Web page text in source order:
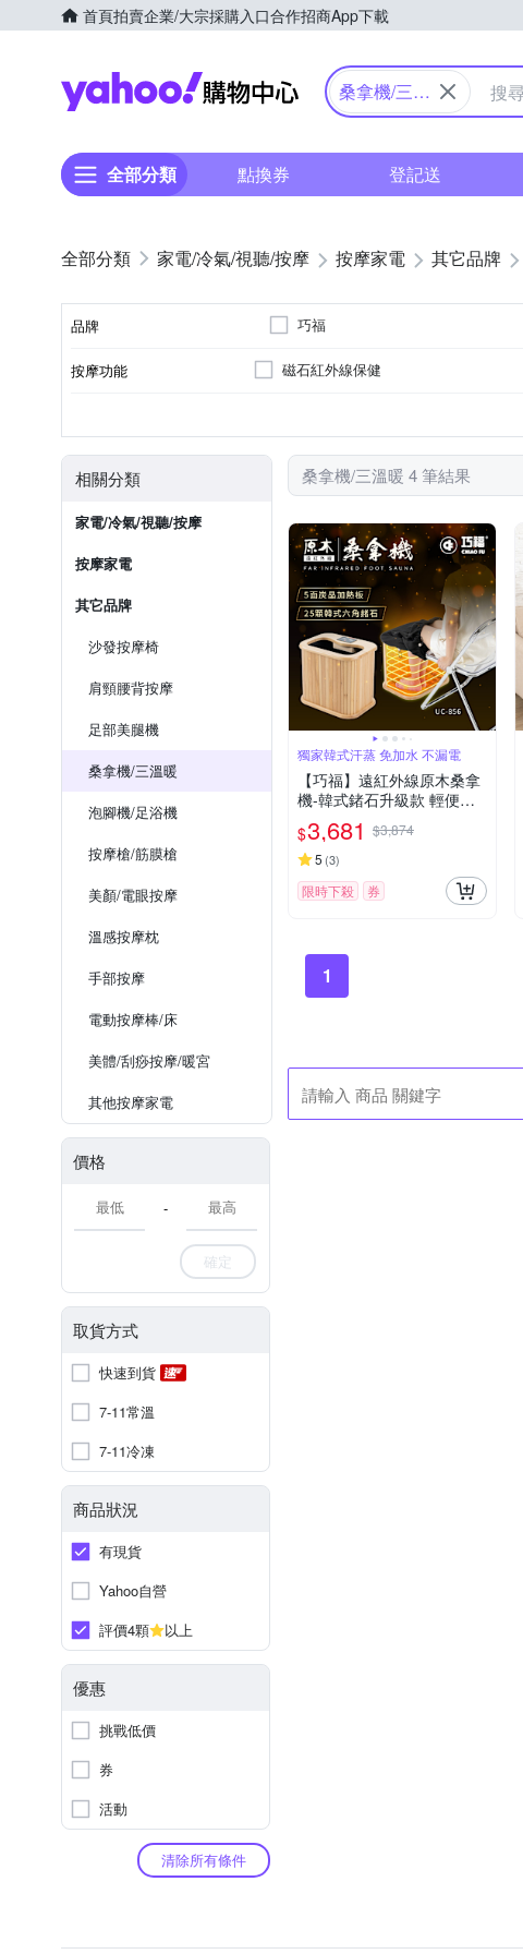
首頁拍賣企業/大宗採購入口合作招商App下載
Yahoo購物中心
桑拿機/三溫
全部分類 點換券 登記送
家電/冷氣/視聽/按摩 按摩家電 其它品牌
品牌 巧福
按摩功能 磁石紅外線保健
相關分類
家電/冷氣/視聽/按摩
按摩家電
其它品牌
沙發按摩椅
肩頸腰背按摩
足部美腿機
桑拿機/三溫暖
泡腳機/足浴機
按摩槍/筋膜槍
美顏/電眼按摩
溫感按摩枕
手部按摩
電動按摩棒/床
美體/刮痧按摩/暖宮
其他按摩家電
價格
-
確定
取貨方式
快速到貨
7-11常溫
7-11冷凍
商品狀況
有現貨
Yahoo自營
評價4顆
以上
優惠
挑戰低價
券
活動
清除所有條件
桑拿機/三溫暖 4 筆結果
獨家韓式汗蒸 免加水 不漏電
【巧福】遠紅外線原木桑拿
機-韓式鍺石升級款 輕便小
型 UC-856 泡腳/韓國汗蒸/
足浴
$3,681 $3,874
5 (3)
限時下殺 券
1